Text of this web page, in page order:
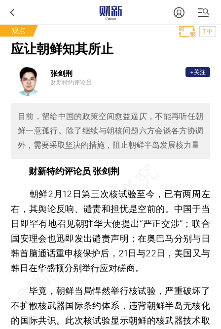
观点 T中
应让朝鲜知其所止
张剑荆
财新特约评论员
+关注
目前，留给中国的政策空间愈益逼仄，不能再听任朝
鲜一意孤行。除了继续与朝核问题六方会谈各方协调
外，需要采取坚决的措施，阻止朝鲜半岛发展核力量
财新特约评论员 张剑荆
朝鲜2月12日第三次核试验至今，已有两周左
右，其舆论反响、谴责和担忧是空前的。中国于当
日即罕有地召见朝驻华大使提出“严正交涉”；联合
国安理会也迅即发出谴责声明；在奥巴马分别与日
韩首脑通话重申核保护后，21日与22日，美国又与
韩日在华盛顿分别举行应对磋商。
毕竟，朝鲜当局悍然举行核试验，严重破坏了
不扩散核武器国际条约体系，违背朝鲜半岛无核化
的国际共识。此次核试验显示朝鲜的核武器技术取